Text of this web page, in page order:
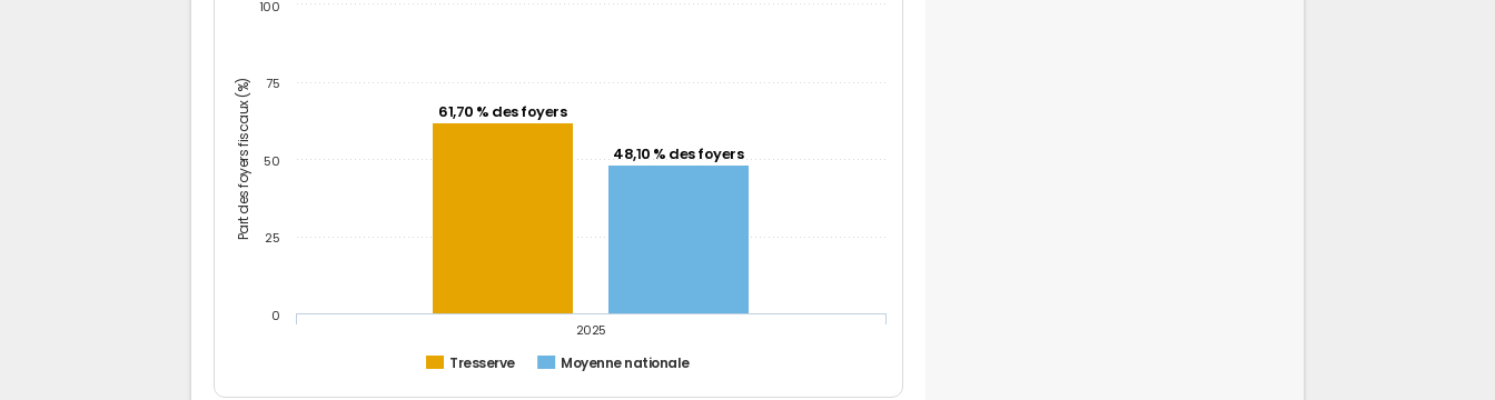
Part des foyers fiscaux (%) 61,70 % des foyers
48,10 % des foyers
Tresserve Moyenne nationale
2025
0
25
50
75
100